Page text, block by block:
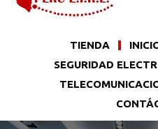
TIENDA
SEGURIDAD